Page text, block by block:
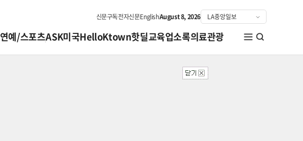
신문구독전자신문EnglishAugust 8, 2026
연예/스포츠ASK미국HelloKtown핫딜교육업소록의료관광